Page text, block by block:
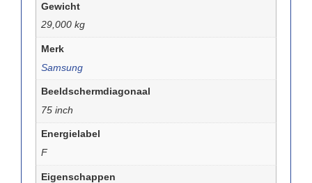
Gewicht
29,000 kg
Merk
Samsung
Beeldschermdiagonaal
75 inch
Energielabel
F
Eigenschappen